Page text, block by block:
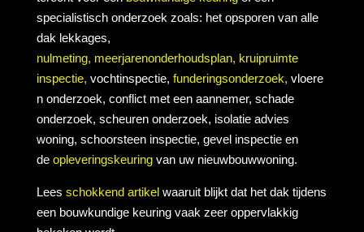
specialistisch onderzoek zoals: het opsporen van alle
dak lekkages,
nulmeting, meerjarenonderhoudsplan, kruipruimte
inspectie, vochtinspectie, funderingsonderzoek, vloere
n onderzoek, conflict met een aannemer, schade
onderzoek, scheuren onderzoek, isolatie advies
woning, schoorsteen inspectie, gevel inspectie en
de opleveringskeuringvan uw nieuwbouwwoning.
Lees schokkend artikelwaaruit blijkt dat het dak tijdens
een bouwkundige keuring vaak zeer oppervlakkig